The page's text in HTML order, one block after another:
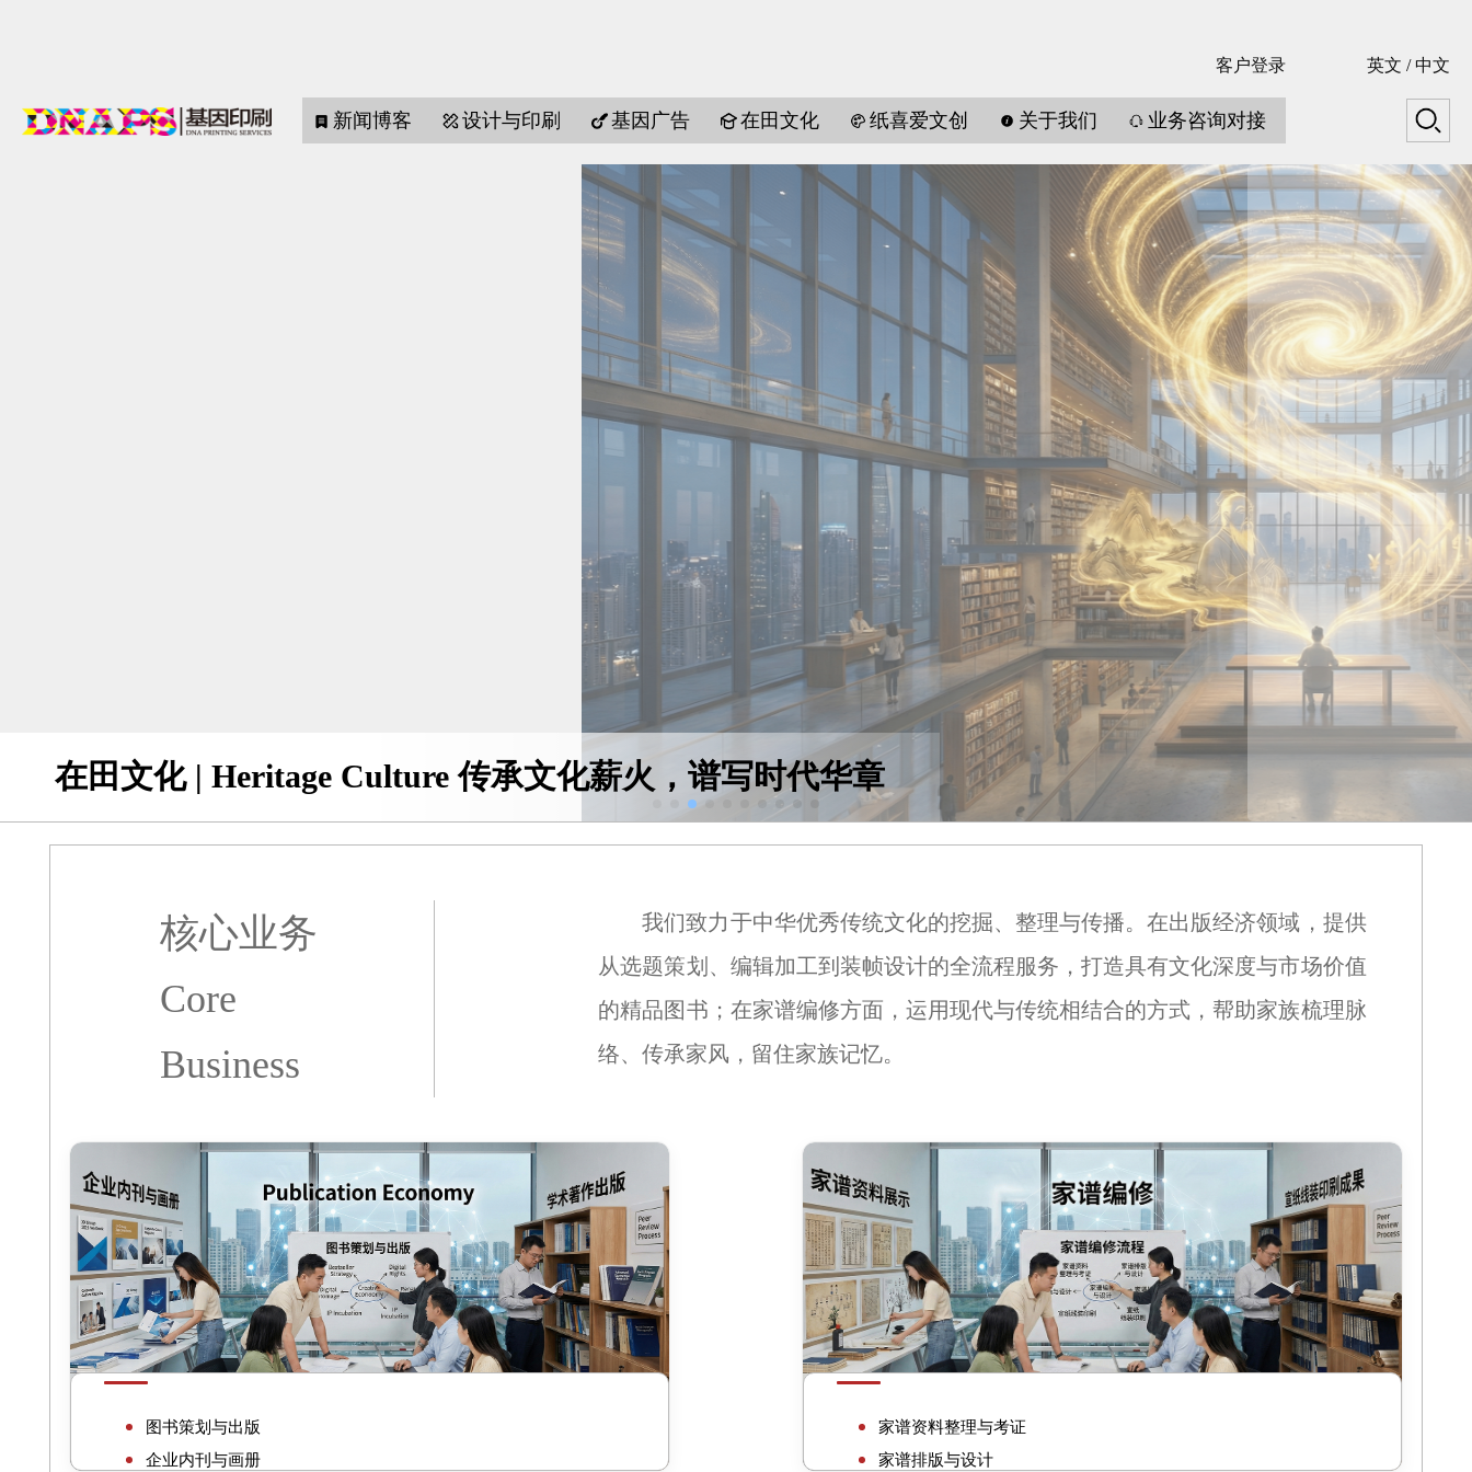
客户登录 英文 / 中文
新闻博客 设计与印刷 基因广告 在田文化 纸喜爱文创 关于我们 业务咨询对接
在田文化 | Heritage Culture 传承文化薪火，谱写时代华章
核心业务
Core
Business
我们致力于中华优秀传统文化的挖掘、整理与传播。在出版经济领域，提供
从选题策划、编辑加工到装帧设计的全流程服务，打造具有文化深度与市场价值
的精品图书；在家谱编修方面，运用现代与传统相结合的方式，帮助家族梳理脉
络、传承家风，留住家族记忆。
出版经济
图书策划与出版
企业内刊与画册
家谱编修
家谱资料整理与考证
家谱排版与设计